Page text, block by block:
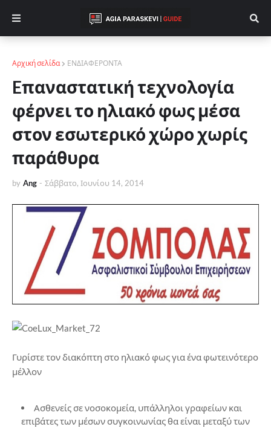
Αρχική σελίδα ΕΝΔΙΑΦΕΡΟΝΤΑ
Eπαναστατική τεχνολογία
φέρνει το ηλιακό φως μέσα
στον εσωτερικό χώρο χωρίς
παράθυρα
by Ang - Σάββατο, Ιουνίου 14, 2014
Γυρίστε τον διακόπτη στο ηλιακό φως για ένα φωτεινότερο
μέλλον
Ασθενείς σε νοσοκομεία, υπάλληλοι γραφείων και
επιβάτες των μέσων συγκοινωνίας θα είναι μεταξύ των